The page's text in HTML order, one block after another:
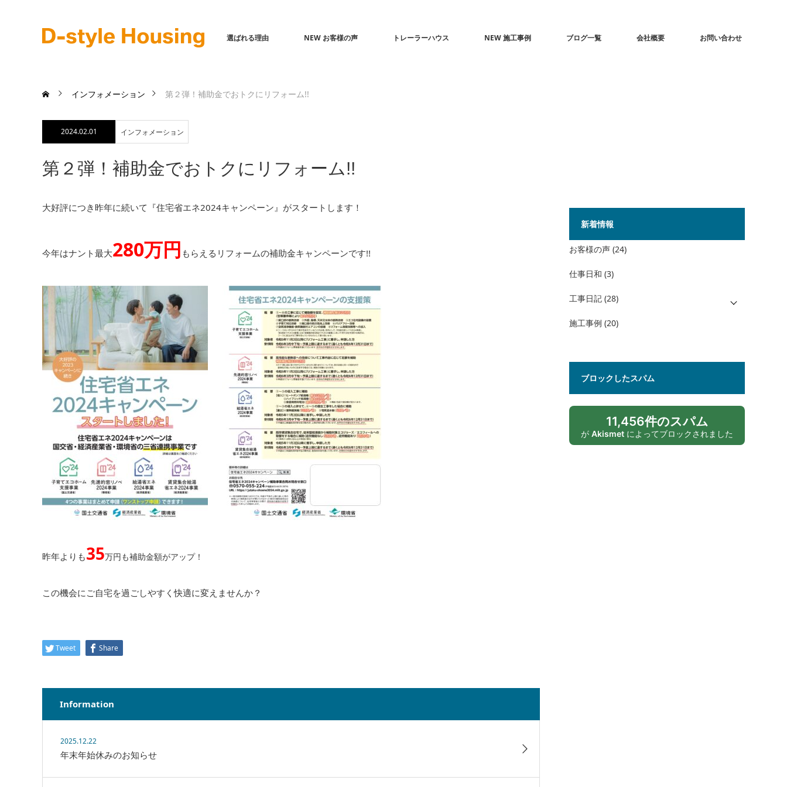
選ばれる理由 NEW お客様の声 トレーラーハウス NEW 施工事例 ブログ一覧 会社概要 お問い合わせ
インフォメーション 第２弾！補助金でおトクにリフォーム!!
2024.02.01 インフォメーション
第２弾！補助金でおトクにリフォーム!!
大好評につき昨年に続いて『住宅省エネ2024キャンペーン』がスタートします！
今年はナント最大280万円 もらえるリフォームの補助金キャンペーンです!!
昨年よりも35万円も補助金額がアップ！
この機会にご自宅を過ごしやすく快適に変えませんか？
Tweet Share
Information
2025.12.22
年末年始休みのお知らせ
新着情報
お客様の声 (24)
仕事日和 (3)
工事日記 (28)
施工事例 (20)
ブロックしたスパム
11,456件のスパム
が Akismet によってブロックされました